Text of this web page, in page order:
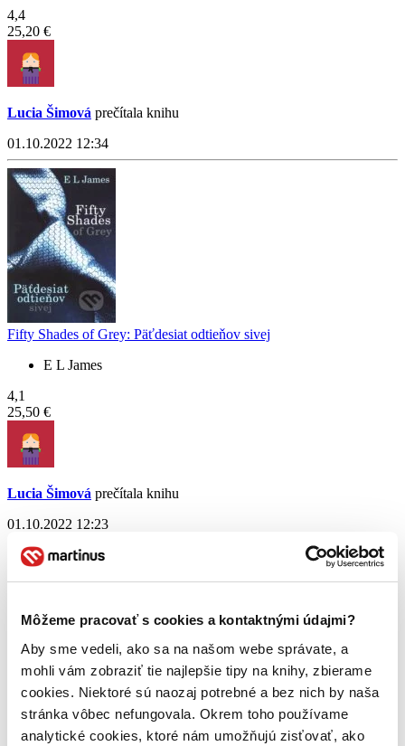
Môžeme pracovať s cookies a kontaktnými údajmi?
Aby sme vedeli, ako sa na našom webe správate, a
mohli vám zobraziť tie najlepšie tipy na knihy, zbierame
cookies. Niektoré sú naozaj potrebné a bez nich by naša
stránka vôbec nefungovala. Okrem toho používame
analytické cookies, ktoré nám umožňujú zisťovať, ako
4,4
25,20 €
Lucia Šimová prečítala knihu
01.10.2022 12:34
Fifty Shades of Grey: Päťdesiat odtieňov sivej
E L James
4,1
25,50 €
Lucia Šimová prečítala knihu
01.10.2022 12:23
Divergencia (kolekcia troch titulov v brožovanej väzbe)